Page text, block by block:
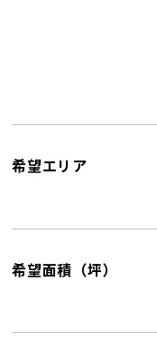
希望エリア
希望面積（坪）